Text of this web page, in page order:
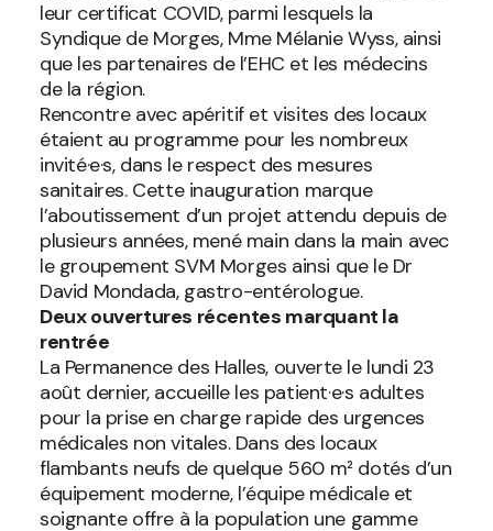
leur certificat COVID, parmi lesquels la
Syndique de Morges, Mme Mélanie Wyss, ainsi
que les partenaires de l’EHC et les médecins
de la région.
Rencontre avec apéritif et visites des locaux
étaient au programme pour les nombreux
invité·e·s, dans le respect des mesures
sanitaires. Cette inauguration marque
l’aboutissement d’un projet attendu depuis de
plusieurs années, mené main dans la main avec
le groupement SVM Morges ainsi que le Dr
David Mondada, gastro-entérologue.
Deux ouvertures récentes marquant la
rentrée
La Permanence des Halles, ouverte le lundi 23
août dernier, accueille les patient·e·s adultes
pour la prise en charge rapide des urgences
médicales non vitales. Dans des locaux
flambants neufs de quelque 560 m² dotés d’un
équipement moderne, l’équipe médicale et
soignante offre à la population une gamme